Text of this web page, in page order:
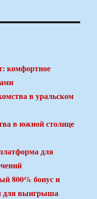
комфортное
в уральском
в южной столице
для
800% бонус и
для выигрыша